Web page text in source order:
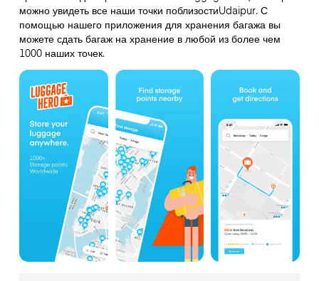
можно увидеть все наши точки поблизостиUdaipur. С
помощью нашего приложения для хранения багажа вы
можете сдать багаж на хранение в любой из более чем
1000 наших точек.